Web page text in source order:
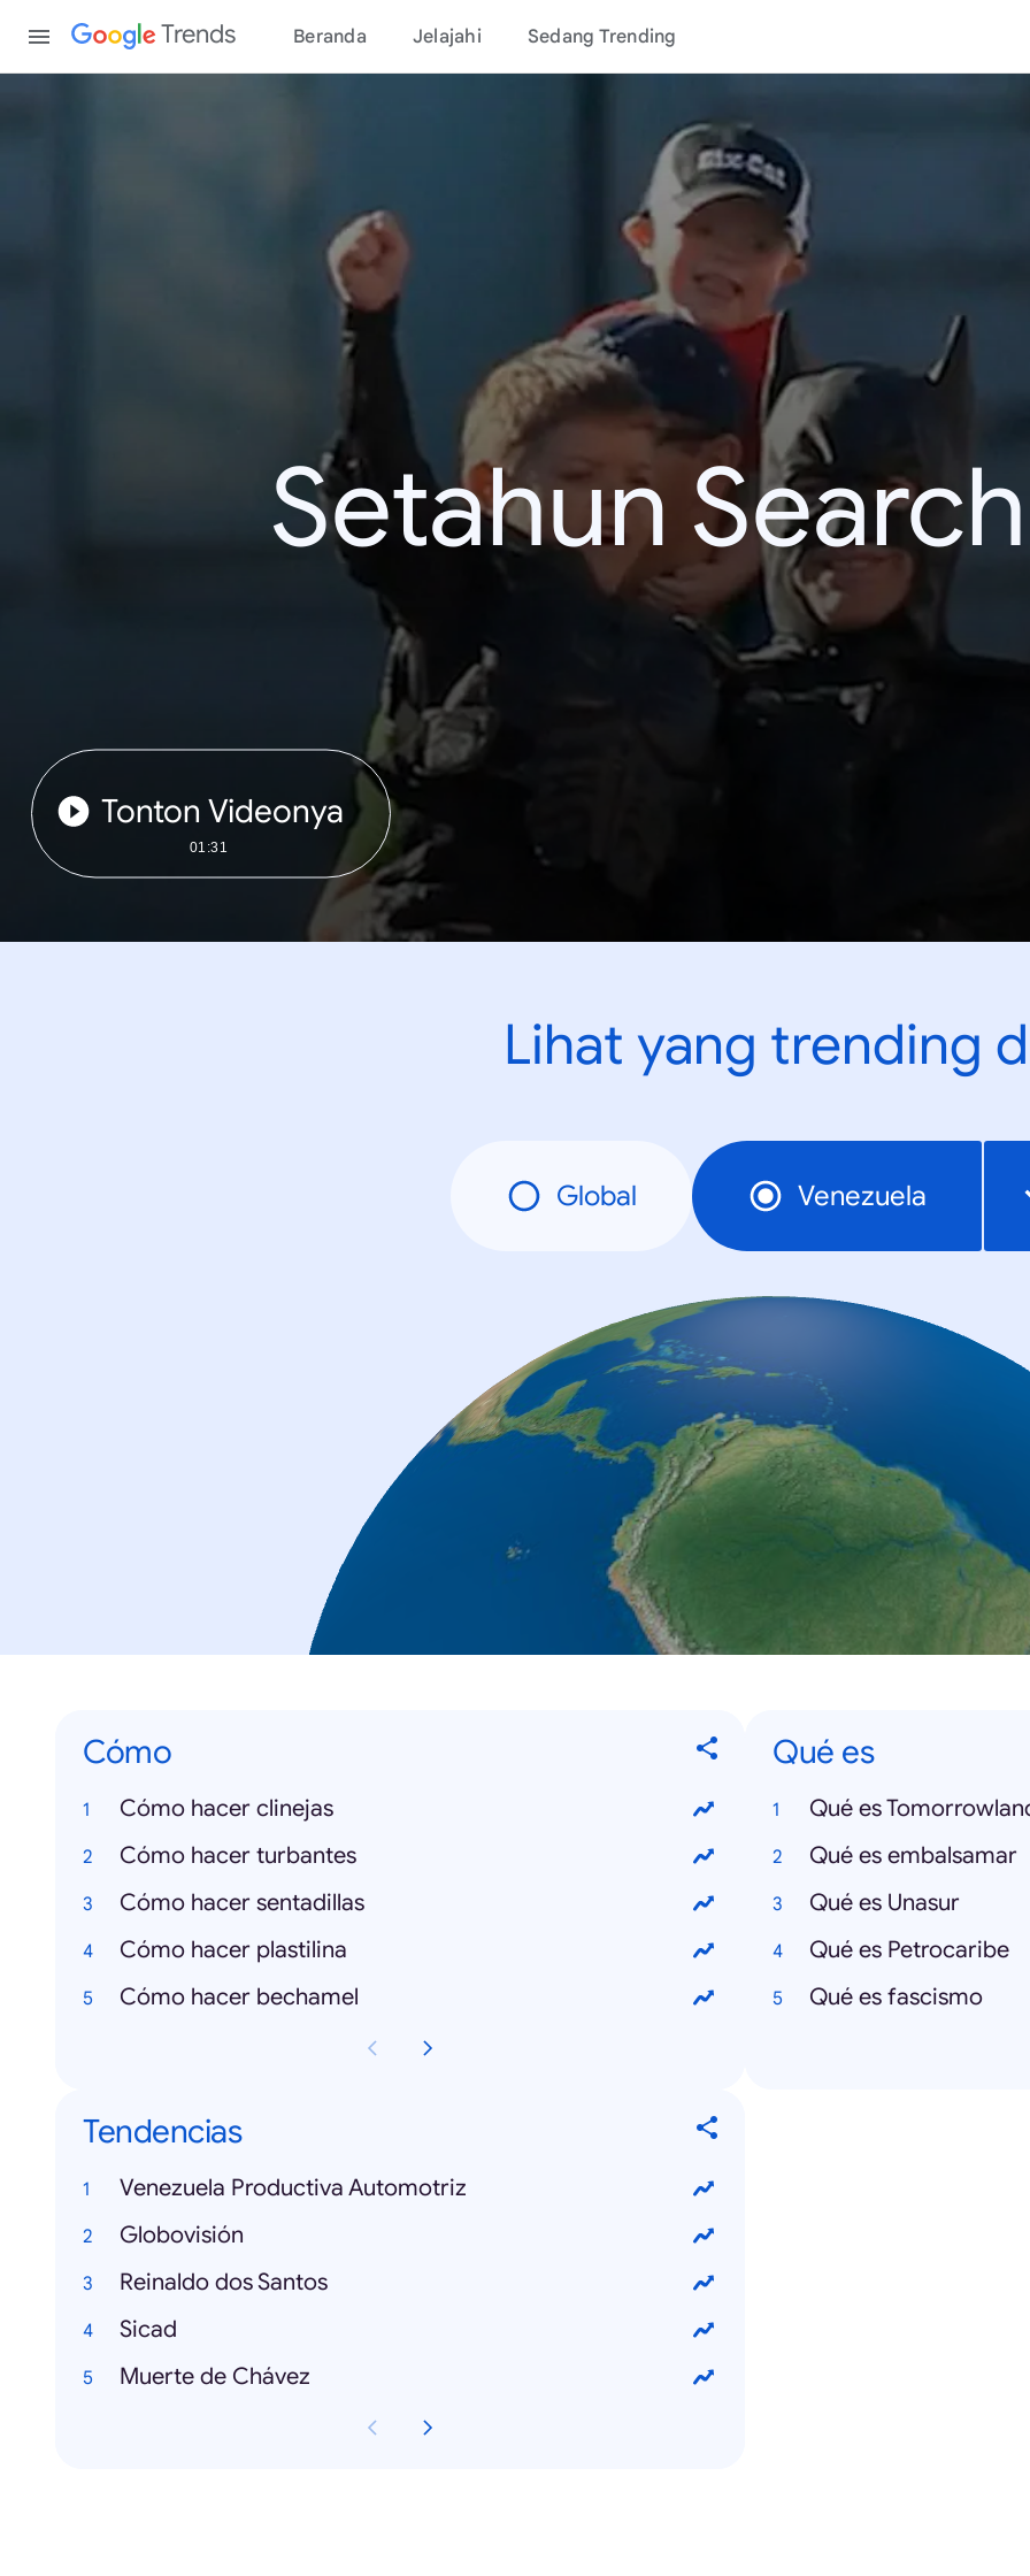
Trends Beranda Jelajahi Sedang Trending
Setahun
Tonton Videonya
01:31
Lihat yang trending
Global Venezuela
Cómo
Cómo hacer clinejas
Cómo hacer turbantes
Cómo hacer sentadillas
Cómo hacer plastilina
Cómo hacer bechamel
Qué es
Qué es
Qué es embalsamar
Qué es Unasur
Qué es Petrocaribe
Qué es fascismo
Tendencias
Venezuela Productiva Automotriz
Globovisión
Reinaldo dos Santos
Sicad
Muerte de Chávez